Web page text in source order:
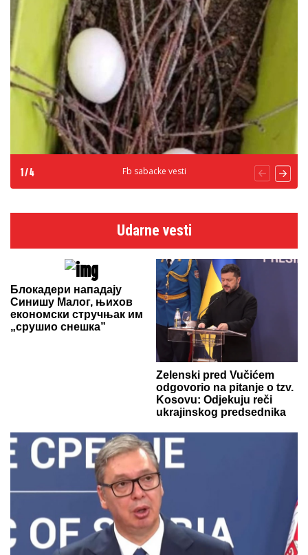
Fb sabacke vesti
1 /4
Udarne vesti
Блокадери нападају
Синишу Малог, њихов
економски стручњак им
„срушио снешка”
Zelenski pred Vučićem
odgovorio na pitanje o tzv.
Kosovu: Odjekuju reči
ukrajinskog predsednika